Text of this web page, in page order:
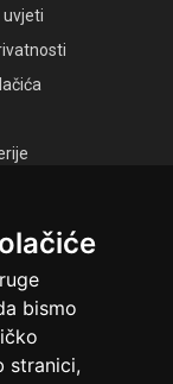
bismo
stranici,
uvjeti